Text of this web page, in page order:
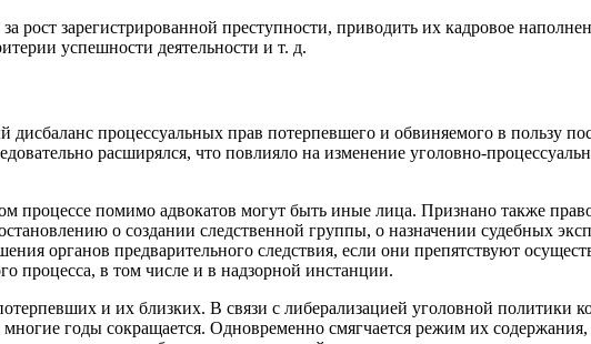
рост зарегистрированной преступности, приводить их кадровое
успешности деятельности и т. д.
процессуальных прав потерпевшего и обвиняемого в пользу
расширялся, что повлияло на изменение уголовно-
процессе помимо адвокатов могут быть иные лица. Признано также
о создании следственной группы, о назначении судебных
органов предварительного следствия, если они препятствуют
процесса, в том числе и в надзорной инстанции.
и их близких. В связи с либерализацией уголовной политики
годы сокращается. Одновременно смягчается режим их